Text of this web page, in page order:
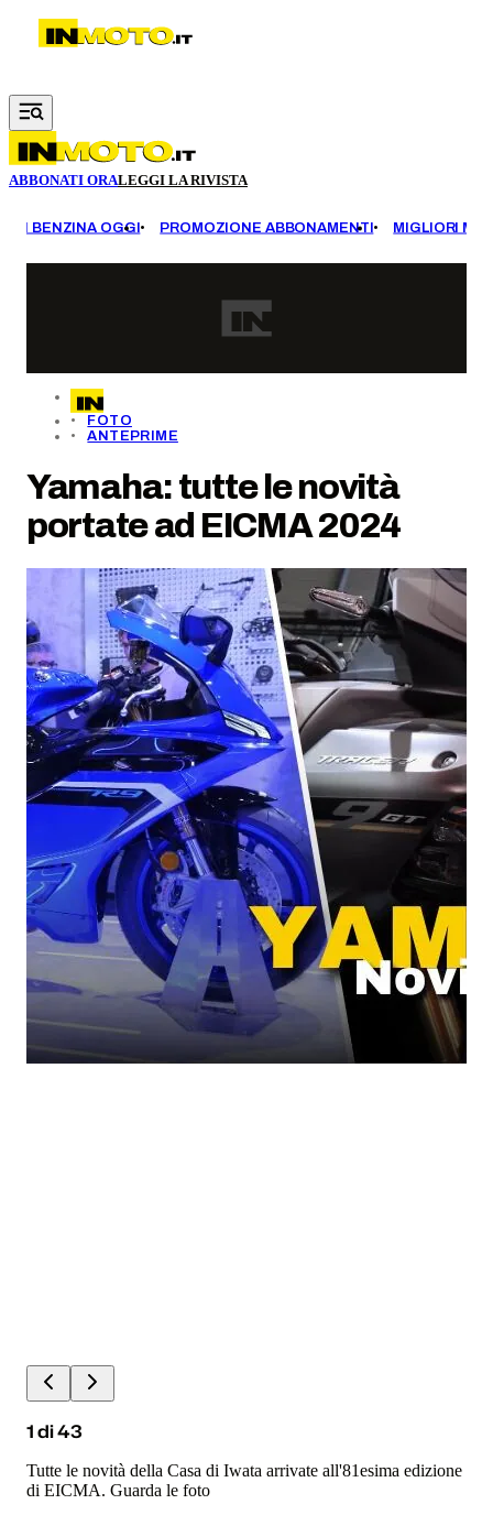
Vai al contenuto principale
ABBONATI ORALEGGI LA RIVISTA
BENZINA OGGI PROMOZIONE ABBONAMENTI MIGLIORI
FOTO
ANTEPRIME
Yamaha: tutte le novità
portate ad EICMA 2024
1di43
Tutte le novità della Casa di Iwata arrivate all'81esima edizione
di EICMA. Guarda le foto